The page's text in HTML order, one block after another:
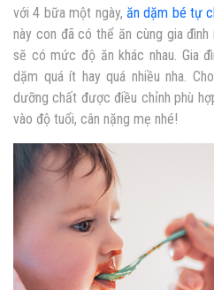
với 4 bữa một ngày, ăn dặm bé tự
này con đã có thể ăn cùng gia
sẽ có mức độ ăn khác nhau. Gia
dặm quá ít hay quá nhiều nha.
dưỡng chất được điều chỉnh phù
vào độ tuổi, cân nặng mẹ nhé!